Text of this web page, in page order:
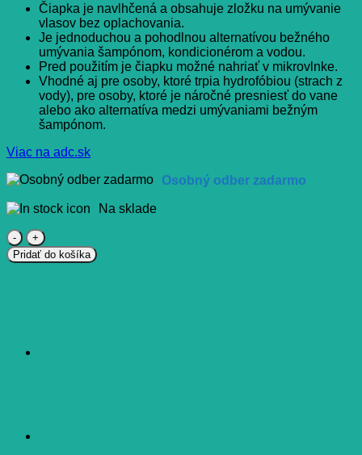
Čiapka je navlhčená a obsahuje zložku na umývanie
vlasov bez oplachovania.
Je jednoduchou a pohodlnou alternatívou bežného
umývania šampónom, kondicionérom a vodou.
Pred použitím je čiapku možné nahriať v mikrovlnke.
Vhodné aj pre osoby, ktoré trpia hydrofóbiou (strach z
vody), pre osoby, ktoré je náročné presniesť do vane
alebo ako alternatíva medzi umývaniami bežným
šampónom.
Viac na adc.sk
Osobný odber zadarmo
Na sklade
množstvo
TENA
Čiapka
Pridať do košíka